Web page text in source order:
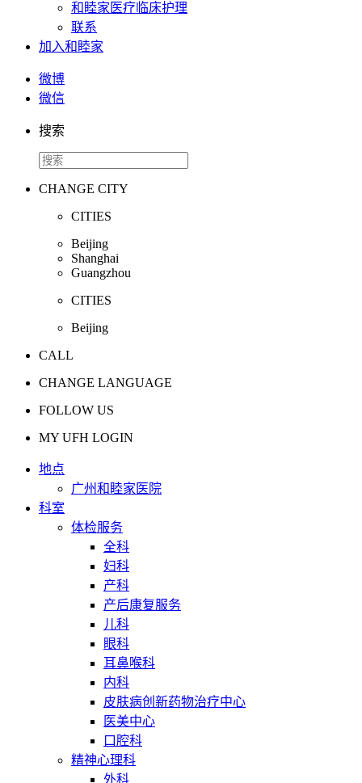
和睦家医疗临床护理
联系
加入和睦家
微博
微信
搜索
CHANGE CITY
CITIES
Beijing
Shanghai
Guangzhou
CITIES
Beijing
CALL
CHANGE LANGUAGE
FOLLOW US
MY UFH LOGIN
地点
广州和睦家医院
科室
体检服务
全科
妇科
产科
产后康复服务
儿科
眼科
耳鼻喉科
内科
皮肤病创新药物治疗中心
医美中心
口腔科
精神心理科
外科